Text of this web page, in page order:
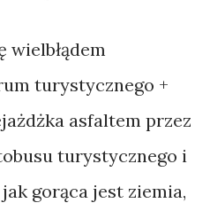
wielbłądem
turystycznego +
asfaltem przez
turystycznego i
gorąca jest ziemia,